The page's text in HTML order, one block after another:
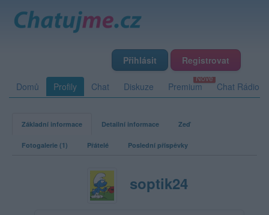
Přihlásit Registrovat
Domů Profily Chat Diskuze Premium Chat Rádio
Základní informace Detailní informace Zeď
Fotogalerie (1) Přátelé Poslední příspěvky
soptik24